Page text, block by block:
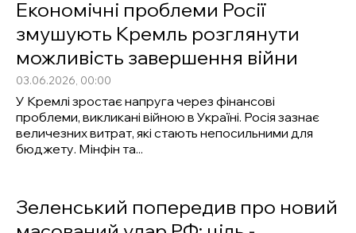
Економічні проблеми Росії
змушують Кремль розглянути
можливість завершення війни
03.06.2026, 00:00
У Кремлі зростає напруга через фінансові
проблеми, викликані війною в Україні. Росія зазнає
величезних витрат, які стають непосильними для
бюджету. Мінфін та...
Зеленський попередив про новий